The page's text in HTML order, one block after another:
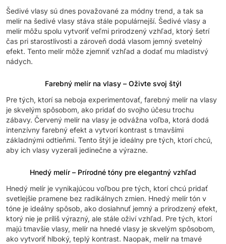
Šedivé vlasy sú dnes považované za módny trend, a tak sa
melír na šedivé vlasy stáva stále populárnejší. Šedivé vlasy a
melír môžu spolu vytvoriť veľmi prirodzený vzhľad, ktorý šetrí
čas pri starostlivosti a zároveň dodá vlasom jemný svetelný
efekt. Tento melír môže zjemniť vzhľad a dodať mu mladistvý
nádych.
Farebný melír na vlasy – Oživte svoj štýl
Pre tých, ktorí sa neboja experimentovať, farebný melír na vlasy
je skvelým spôsobom, ako pridať do svojho účesu trochu
zábavy. Červený melír na vlasy je odvážna voľba, ktorá dodá
intenzívny farebný efekt a vytvorí kontrast s tmavšími
základnými odtieňmi. Tento štýl je ideálny pre tých, ktorí chcú,
aby ich vlasy vyzerali jedinečne a výrazne.
Hnedý melír – Prírodné tóny pre elegantný vzhľad
Hnedý melír je vynikajúcou voľbou pre tých, ktorí chcú pridať
svetlejšie pramene bez radikálnych zmien. Hnedý melír tón v
tóne je ideálny spôsob, ako dosiahnuť jemný a prirodzený efekt,
ktorý nie je príliš výrazný, ale stále oživí vzhľad. Pre tých, ktorí
majú tmavšie vlasy, melír na hnedé vlasy je skvelým spôsobom,
ako vytvoriť hlboký, teplý kontrast. Naopak, melír na tmavé